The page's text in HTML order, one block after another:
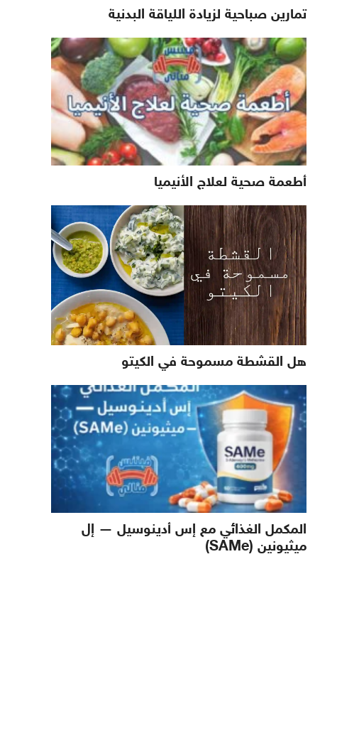
تمارين صباحية لزيادة اللياقة البدنية
أطعمة صحية لعلاج الأنيميا
هل القشطة مسموحة في الكيتو
المكمل الغذائي مع إس أدينوسيل — إل
ميثيونين (SAMe)